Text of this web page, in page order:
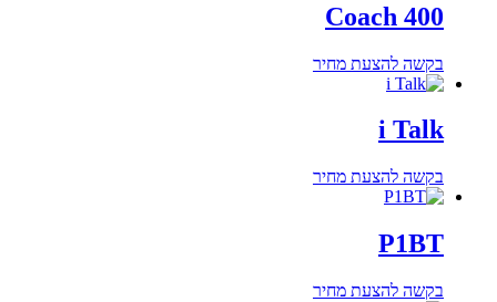
Coach 400
בקשה להצעת מחיר
i Talk
בקשה להצעת מחיר
P1BT
בקשה להצעת מחיר